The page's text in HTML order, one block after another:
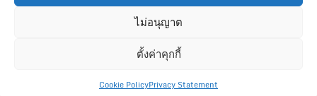
ไม่อนุญาต
ตั้งค่าคุกกี้
Cookie PolicyPrivacy Statement
Comments feed
Copyright © 2026 | Theme:Magazine Style